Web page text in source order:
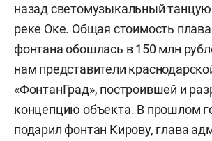
назад светомузыкальный
реке Оке. Общая стоимость
фонтана обошлась в 150 млн
нам представители
«ФонтанГрад», построившей и
концепцию объекта. В прошлом
подарил фонтан Кирову, глава